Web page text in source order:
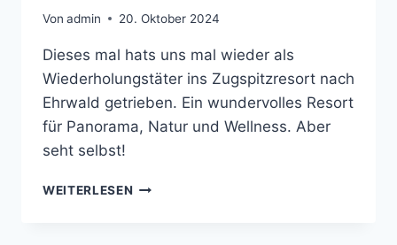
Von admin 20. Oktober 2024
Dieses mal hats uns mal wieder als
Wiederholungstäter ins Zugspitzresort nach
Ehrwald getrieben. Ein wundervolles Resort
für Panorama, Natur und Wellness. Aber
seht selbst!
WEITERLESEN ZUGSPITZ